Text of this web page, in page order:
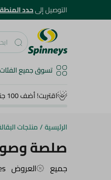
التوصيل إلىحدد
تسوق جميع الفئات
اقتربت! أضف 100 جنيه للمتابعة إلى الدفع.
الرئيسية/منتجات
صلصة
جميع العروض